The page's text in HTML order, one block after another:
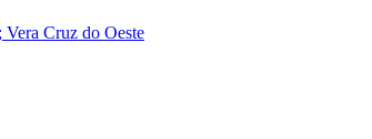
Cruz do Oeste